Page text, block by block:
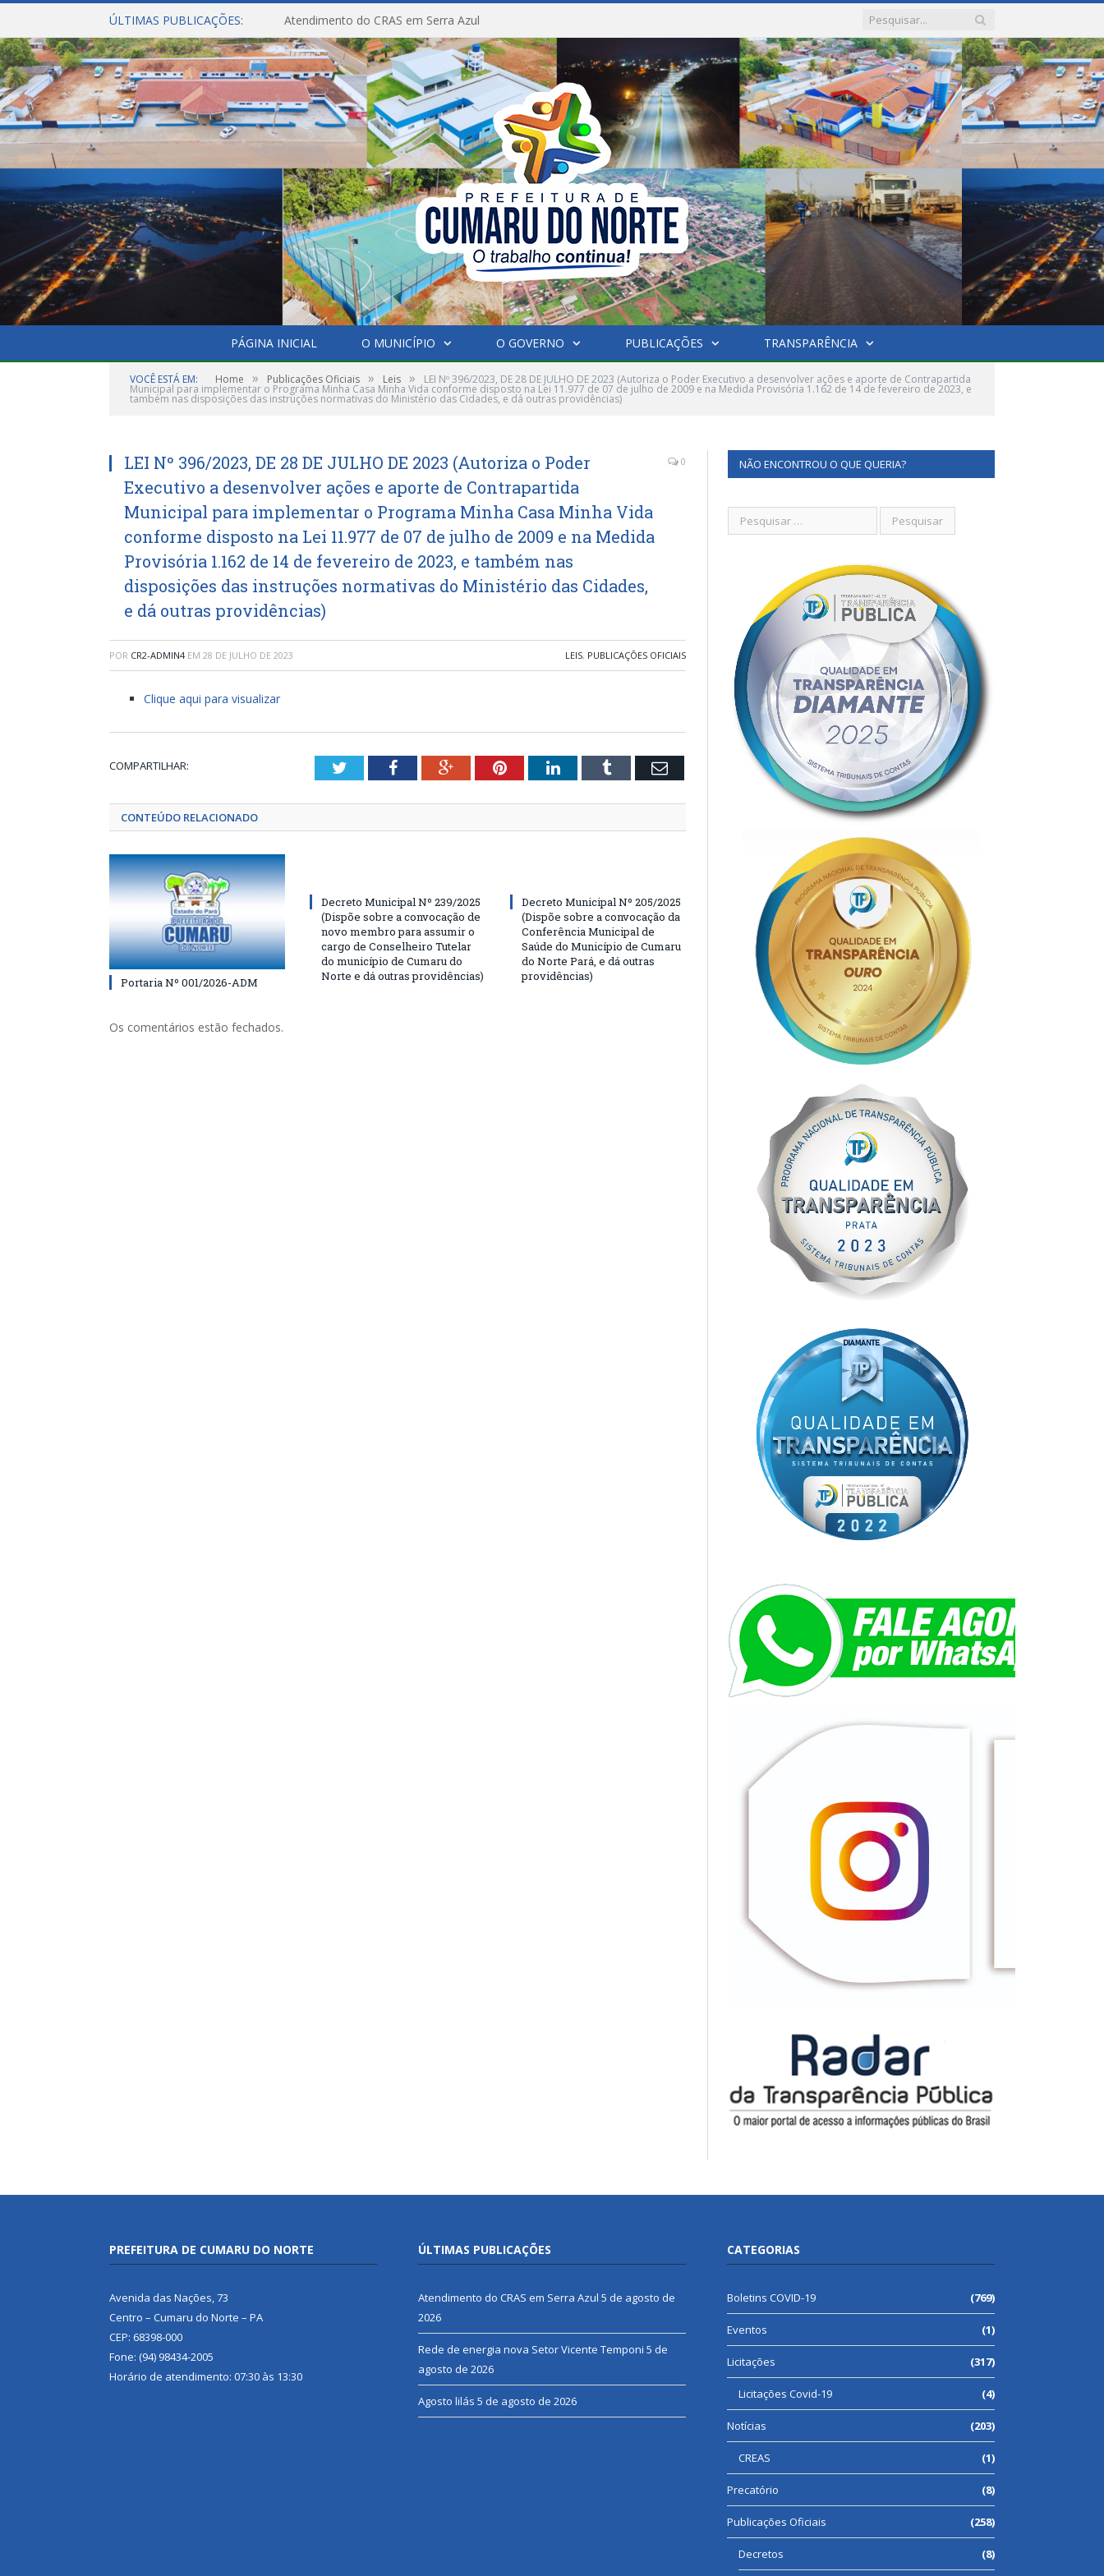
ÚLTIMAS PUBLICAÇÕES: Atendimento do CRAS em Serra Azul
PÁGINA INICIAL O MUNICÍPIO O GOVERNO PUBLICAÇÕES TRANSPARÊNCIA
VOCÊ ESTÁ EM: Home » Publicações Oficiais » Leis » LEI Nº 396/2023, DE 28 DE JULHO DE 2023 (Autoriza o Poder Executivo a desenvolver ações e aporte de Contrapartida
Municipal para implementar o Programa Minha Casa Minha Vida conforme disposto na Lei 11.977 de 07 de julho de 2009 e na Medida Provisória 1.162 de 14 de fevereiro de 2023, e
também nas disposições das instruções normativas do Ministério das Cidades, e dá outras providências)
LEI Nº 396/2023, DE 28 DE JULHO DE 2023 (Autoriza o Poder
Executivo a desenvolver ações e aporte de Contrapartida
Municipal para implementar o Programa Minha Casa Minha Vida
conforme disposto na Lei 11.977 de 07 de julho de 2009 e na Medida
Provisória 1.162 de 14 de fevereiro de 2023, e também nas
disposições das instruções normativas do Ministério das Cidades,
e dá outras providências)
0
POR CR2-ADMIN4 EM 28 DE JULHO DE 2023 LEIS, PUBLICAÇÕES OFICIAIS
Clique aqui para visualizar
COMPARTILHAR: TwitterFacebookGoogle+PinterestLinkedInTumblr Email
CONTEÚDO RELACIONADO
Portaria Nº 001/2026-ADM
Decreto Municipal Nº 239/2025
(Dispõe sobre a convocação de
novo membro para assumir o
cargo de Conselheiro Tutelar
do município de Cumaru do
Norte e dá outras providências)
Decreto Municipal Nº 205/2025
(Dispõe sobre a convocação da
Conferência Municipal de
Saúde do Município de Cumaru
do Norte Pará, e dá outras
providências)
Os comentários estão fechados.
NÃO ENCONTROU O QUE QUERIA?
PREFEITURA DE CUMARU DO NORTE
Avenida das Nações, 73
Centro – Cumaru do Norte – PA
CEP: 68398-000
Fone: (94) 98434-2005
Horário de atendimento: 07:30 às 13:30
ÚLTIMAS PUBLICAÇÕES
Atendimento do CRAS em Serra Azul 5 de agosto de
2026
Rede de energia nova Setor Vicente Temponi 5 de
agosto de 2026
Agosto lilás 5 de agosto de 2026
CATEGORIAS
Boletins COVID-19 (769)
Eventos (1)
Licitações (317)
Licitações Covid-19 (4)
Notícias (203)
CREAS (1)
Precatório (8)
Publicações Oficiais (258)
Decretos (8)